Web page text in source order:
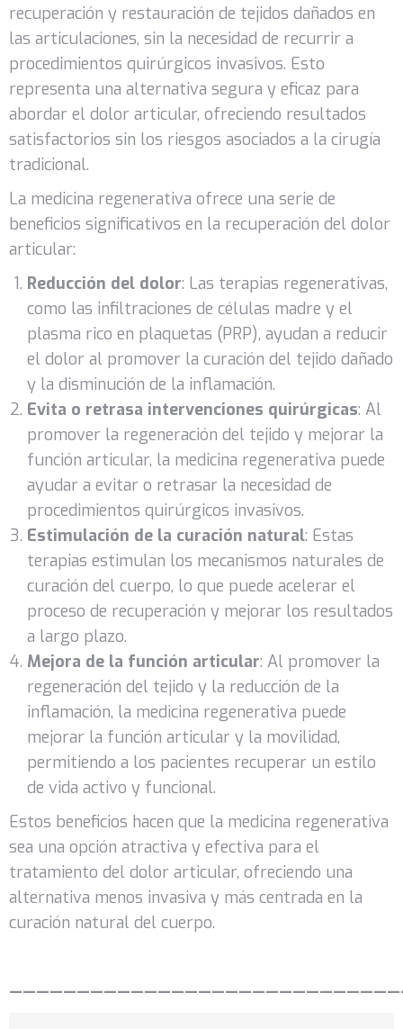
recuperación y restauración de tejidos dañados en
las articulaciones, sin la necesidad de recurrir a
procedimientos quirúrgicos invasivos. Esto
representa una alternativa segura y eficaz para
abordar el dolor articular, ofreciendo resultados
satisfactorios sin los riesgos asociados a la cirugía
tradicional.
La medicina regenerativa ofrece una serie de
beneficios significativos en la recuperación del dolor
articular:
Reducción del dolor: Las terapias regenerativas,
como las infiltraciones de células madre y el
plasma rico en plaquetas (PRP), ayudan a reducir
el dolor al promover la curación del tejido dañado
y la disminución de la inflamación.
Evita o retrasa intervenciones quirúrgicas: Al
promover la regeneración del tejido y mejorar la
función articular, la medicina regenerativa puede
ayudar a evitar o retrasar la necesidad de
procedimientos quirúrgicos invasivos.
Estimulación de la curación natural: Estas
terapias estimulan los mecanismos naturales de
curación del cuerpo, lo que puede acelerar el
proceso de recuperación y mejorar los resultados
a largo plazo.
Mejora de la función articular: Al promover la
regeneración del tejido y la reducción de la
inflamación, la medicina regenerativa puede
mejorar la función articular y la movilidad,
permitiendo a los pacientes recuperar un estilo
de vida activo y funcional.
Estos beneficios hacen que la medicina regenerativa
sea una opción atractiva y efectiva para el
tratamiento del dolor articular, ofreciendo una
alternativa menos invasiva y más centrada en la
curación natural del cuerpo.